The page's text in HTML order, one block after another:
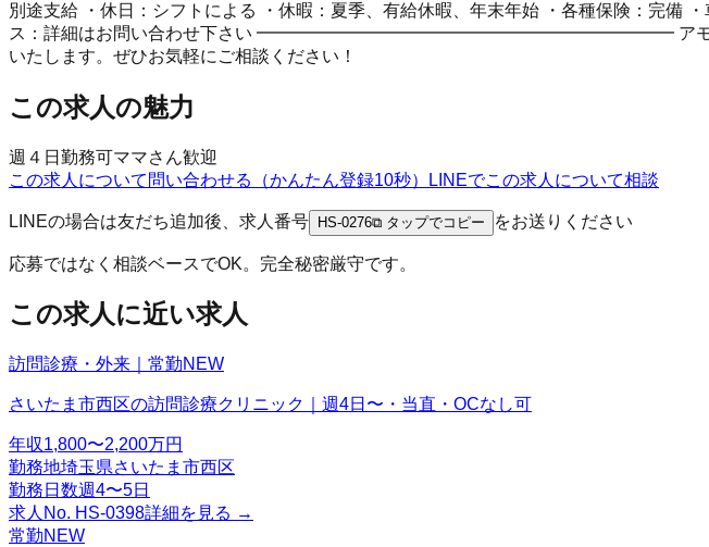
別途支給 ・休日：シフトによる ・休暇：夏季、有給休暇、年末年始 ・各種保険：完備
ス：詳細はお問い合わせ下さい ━━━━━━━━━━━━━━━━━━━━━━━━ アモメディで
いたします。ぜひお気軽にご相談ください！
この求人の魅力
週４日勤務可ママさん歓迎
この求人について問い合わせる（かんたん登録10秒）
LINEでこの求人について相談
LINEの場合は友だち追加後、求人番号 HS-0276⧉ タップでコピー をお送りください
応募ではなく相談ベースでOK。完全秘密厳守です。
この求人に近い求人
訪問診療・外来｜常勤NEW
さいたま市西区の訪問診療クリニック｜週4日〜・当直・OCなし可
年収1,800〜2,200万円
勤務地埼玉県さいたま市西区
勤務日数週4〜5日
求人No. HS-0398詳細を見る →
常勤NEW